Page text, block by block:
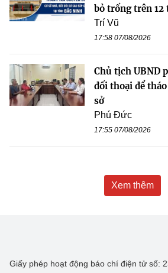
bỏ trống trên 12
Trí Vũ
17:58 07/08/2026
Chủ tịch UBND
đối thoại để
sở
Phú Đức
17:55 07/08/2026
Xem thêm
Giấy phép hoạt động báo chí điện tử số: